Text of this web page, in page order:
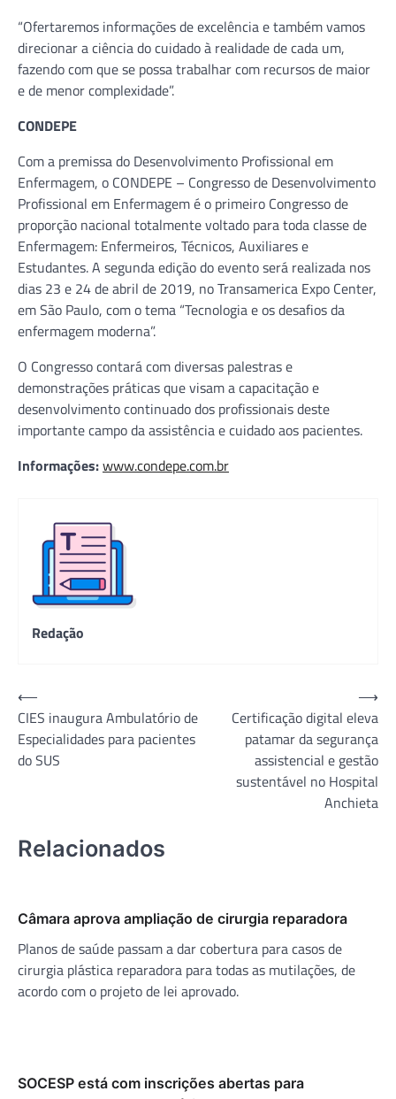
“Ofertaremos informações de excelência e também vamos
direcionar a ciência do cuidado à realidade de cada um,
fazendo com que se possa trabalhar com recursos de maior
e de menor complexidade”.
CONDEPE
Com a premissa do Desenvolvimento Profissional em
Enfermagem, o CONDEPE – Congresso de Desenvolvimento
Profissional em Enfermagem é o primeiro Congresso de
proporção nacional totalmente voltado para toda classe de
Enfermagem: Enfermeiros, Técnicos, Auxiliares e
Estudantes. A segunda edição do evento será realizada nos
dias 23 e 24 de abril de 2019, no Transamerica Expo Center,
em São Paulo, com o tema “Tecnologia e os desafios da
enfermagem moderna”.
O Congresso contará com diversas palestras e
demonstrações práticas que visam a capacitação e
desenvolvimento continuado dos profissionais deste
importante campo da assistência e cuidado aos pacientes.
Informações:www.condepe.com.br
Redação
Navegação
de
Post
⟵
CIES inaugura Ambulatório de
Especialidades para pacientes
do SUS
Certificação digital eleva
patamar da segurança
assistencial e gestão
sustentável no Hospital
Anchieta
⟶
Relacionados
Câmara aprova ampliação de cirurgia reparadora
Planos de saúde passam a dar cobertura para casos de
cirurgia plástica reparadora para todas as mutilações, de
acordo com o projeto de lei aprovado.
SOCESP está com inscrições abertas para